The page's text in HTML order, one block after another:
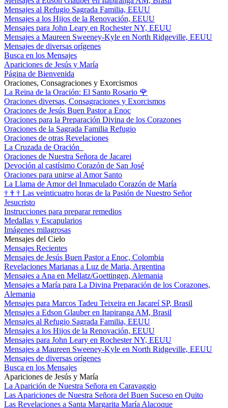
Mensajes al Refugio Sagrada Familia, EEUU
Mensajes a los Hijos de la Renovación, EEUU
Mensajes para John Leary en Rochester NY, EEUU
Mensajes a Maureen Sweeney-Kyle en North Ridgeville, EEUU
Mensajes de diversas orígenes
Busca en los Mensajes
Apariciones de Jesús y María
Página de Bienvenida
Oraciones, Consagraciones y Exorcismos
La Reina de la Oración: El Santo Rosario 🌹
Oraciones diversas, Consagraciones y Exorcismos
Oraciones de Jesús Buen Pastor a Enoc
Oraciones para la Preparación Divina de los Corazones
Oraciones de la Sagrada Familia Refugio
Oraciones de otras Revelaciones
La Cruzada de Oración
Oraciones de Nuestra Señora de Jacarei
Devoción al castísimo Corazón de San José
Oraciones para unirse al Amor Santo
La Llama de Amor del Inmaculado Corazón de María
† † † Las veinticuatro horas de la Pasión de Nuestro Señor
Jesucristo
Instrucciones para preparar remedios
Medallas y Escapularios
Imágenes milagrosas
Mensajes del Cielo
Mensajes Recientes
Mensajes de Jesús Buen Pastor a Enoc, Colombia
Revelaciones Marianas a Luz de Maria, Argentina
Mensajes a Ana en Mellatz/Goettingen, Alemania
Mensajes a María para La Divina Preparación de los Corazones,
Alemania
Mensajes para Marcos Tadeu Teixeira en Jacareí SP, Brasil
Mensajes a Edson Glauber en Itapiranga AM, Brasil
Mensajes al Refugio Sagrada Familia, EEUU
Mensajes a los Hijos de la Renovación, EEUU
Mensajes para John Leary en Rochester NY, EEUU
Mensajes a Maureen Sweeney-Kyle en North Ridgeville, EEUU
Mensajes de diversas orígenes
Busca en los Mensajes
Apariciones de Jesús y María
La Aparición de Nuestra Señora en Caravaggio
Las Apariciones de Nuestra Señora del Buen Suceso en Quito
Las Revelaciones a Santa Margarita María Alacoque